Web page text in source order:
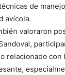
de
avícola.
valoraron
relacionado con